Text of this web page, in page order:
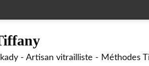
- Artisan vitrailliste - Méthodes